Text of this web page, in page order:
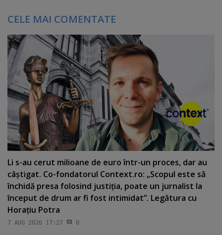
CELE MAI COMENTATE
Li s-au cerut milioane de euro într-un proces, dar au
câştigat. Co-fondatorul Context.ro: „Scopul este să
închidă presa folosind justiţia, poate un jurnalist la
început de drum ar fi fost intimidat”. Legătura cu
Horaţiu Potra
7 AUG 2026 17:27 0